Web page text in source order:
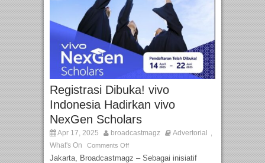
Registrasi Dibuka! vivo
Indonesia Hadirkan vivo
NexGen Scholars
Apr 17, 2025 broadcastmagz Advertorial
What's On Comments Off
Jakarta, Broadcastmagz – Sebagai inisiatif